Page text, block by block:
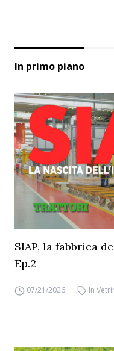
In primo piano
SIAP, la fabbrica
Ep.2
07/21/2026 In